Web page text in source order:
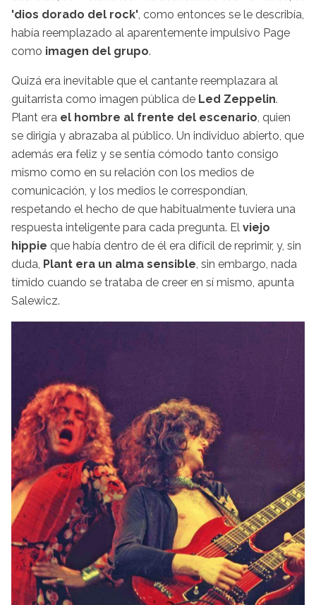
'dios dorado del rock', como entonces se le describía,
había reemplazado al aparentemente impulsivo Page
como imagen del grupo.
Quizá era inevitable que el cantante reemplazara al
guitarrista como imagen pública de Led Zeppelin.
Plant era el hombre al frente del escenario, quien
se dirigía y abrazaba al público. Un individuo abierto, que
además era feliz y se sentía cómodo tanto consigo
mismo como en su relación con los medios de
comunicación, y los medios le correspondían,
respetando el hecho de que habitualmente tuviera una
respuesta inteligente para cada pregunta. El viejo
hippie que había dentro de él era difícil de reprimir, y, sin
duda, Plant era un alma sensible, sin embargo, nada
tímido cuando se trataba de creer en sí mismo, apunta
Salewicz.